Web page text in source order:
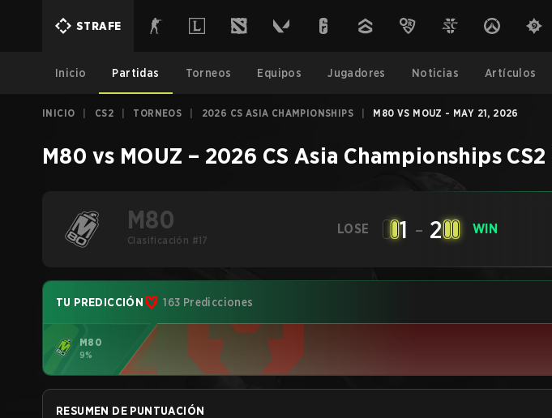
STRAFE
Inicio Partidas Torneos Equipos Jugadores Noticias Artículos
INICIO CS2 TORNEOS 2026 CS ASIA CHAMPIONSHIPS M80 VS MOUZ - MAY 21, 2026
M80 vs MOUZ – 2026 CS Asia Championships CS2
M80
Clasificación #17
LOSE 1 - 2 WIN
TU PREDICCIÓN 163 Predicciones
M80
9%
RESUMEN DE PUNTUACIÓN